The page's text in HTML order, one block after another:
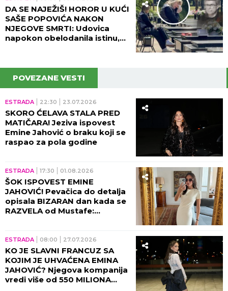
DA SE NAJEŽIŠ! HOROR U KUĆI
SAŠE POPOVIĆA NAKON
NJEGOVE SMRTI: Udovica
napokon obelodanila istinu,
POVEZANE VESTI
ESTRADA 22:30 23.07.2026
SKORO ĆELAVA STALA PRED
MATIČARA! Jeziva ispovest
Emine Jahović o braku koji se
raspao za pola godine
ESTRADA 17:30 01.08.2026
ŠOK ISPOVEST EMINE
JAHOVIĆ! Pevačica do detalja
opisala BIZARAN dan kada se
RAZVELA od Mustafe:
ušla u PRAZNU KUĆU i usledio
je PAKAO!"
ESTRADA 08:00 27.07.2026
KO JE SLAVNI FRANCUZ SA
KOJIM JE UHVAĆENA EMINA
JAHOVIĆ? Njegova kompanija
vredi više od 550 MILIONA